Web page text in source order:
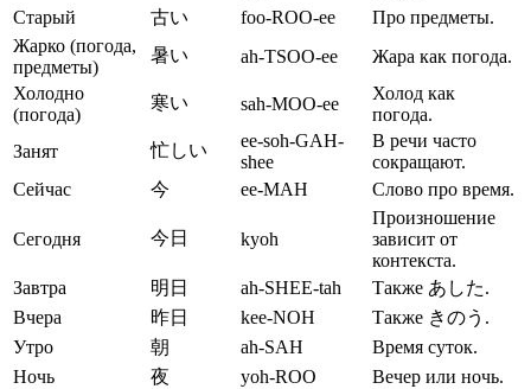
Старый
古い foo-ROO-ee
Про предметы.
Жарко (погода,
предметы)
暑い ah-TSOO-ee
Жара как погода.
Холодно
(погода)
寒い sah-MOO-ee
Холод как
погода.
Занят
忙しい
ee-soh-GAH-
shee
В речи часто
сокращают.
Сейчас
今 ee-MAH Слово про время.
Сегодня 今日 kyoh
Произношение
зависит от
контекста.
Завтра
明日 ah-SHEE-tah
Также あした.
Вчера
昨日 kee-NOH
Также きのう.
Утро
朝 ah-SAH
Время суток.
Ночь
夜 yoh-ROO
Вечер или ночь.